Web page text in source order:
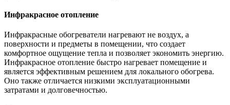
Инфракрасное отопление
Инфракрасные обогреватели нагревают не воздух, а
поверхности и предметы в помещении, что создает
комфортное ощущение тепла и позволяет экономить энергию.
Инфракрасное отопление быстро нагревает помещение и
является эффективным решением для локального обогрева.
Оно также отличается низкими эксплуатационными
затратами и долговечностью.